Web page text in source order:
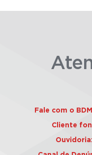
Fale com o
Cliente
Ouvidoria: